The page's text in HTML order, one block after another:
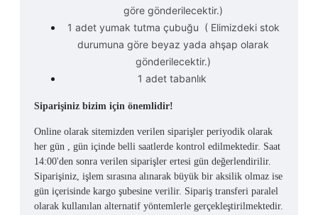
göre gönderilecektir.)
1 adet yumak tutma çubuğu ( Elimizdeki stok
durumuna göre beyaz yada ahşap olarak
gönderilecektir.)
1 adet tabanlık
Siparişiniz bizim için önemlidir!
Online olarak sitemizden verilen siparişler periyodik olarak
her gün , gün içinde belli saatlerde kontrol edilmektedir. Saat
14:00'den sonra verilen siparişler ertesi gün değerlendirilir.
Siparişiniz, işlem sırasına alınarak büyük bir aksilik olmaz ise
gün içerisinde kargo şubesine verilir. Sipariş transferi paralel
olarak kullanılan alternatif yöntemlerle gerçekleştirilmektedir.